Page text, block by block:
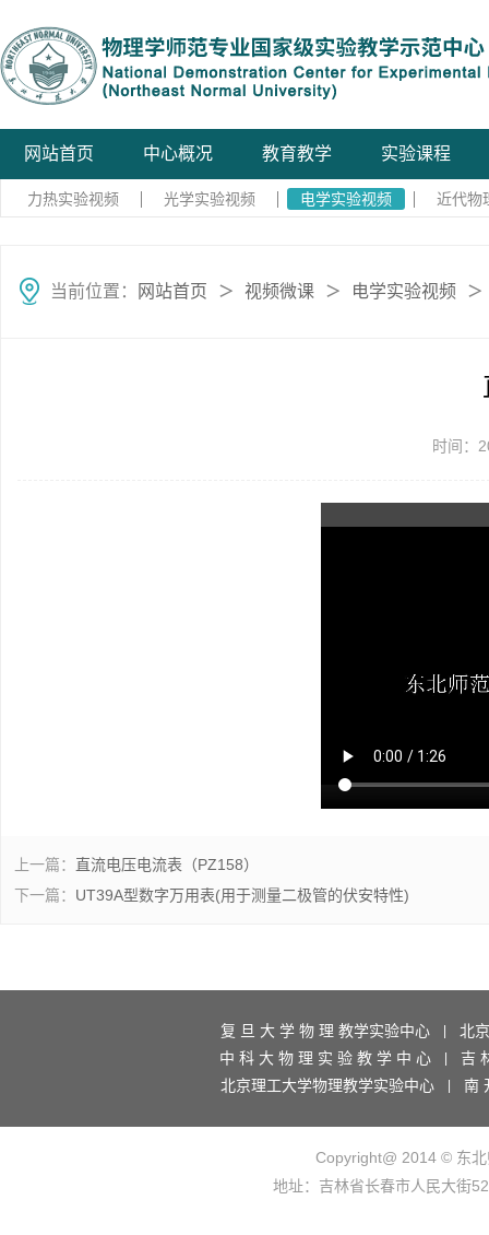
网站首页 中心概况 教育教学 实验课程
力热实验视频 光学实验视频 电学实验视频 近代物
当前位置： 网站首页 ＞ 视频微课 ＞ 电学实验视频 ＞
时间：
上一篇： 直流电压电流表（PZ158）
下一篇： UT39A型数字万用表(用于测量二极管的伏安特性)
复 旦 大 学 物 理 教学实验中心
北
中 科 大 物 理 实 验 教 学 中 心
吉
北京理工大学物理教学实验中心
南
Copyright@ 2014 © 东
地址：吉林省长春市人民大街